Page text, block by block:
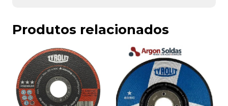
Produtos relacionados